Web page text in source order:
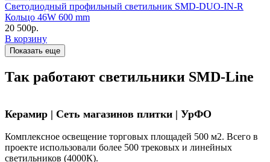
Светодиодный профильный светильник SMD-DUO-IN-R
Кольцо 46W 600 mm
20 500р.
В корзину
Показать еще
Так работают светильники SMD-Line
Керамир | Сеть магазинов плитки | УрФО
Комплексное освещение торговых площадей 500 м2. Всего в
проекте использовали более 500 трековых и линейных
светильников (4000К).